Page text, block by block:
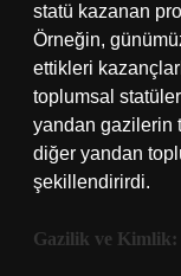
statü kazanan
Örneğin,
ettikleri
toplumsal
yandan gazilerin
diğer yandan
şekillendirirdi.
Gazilik ve